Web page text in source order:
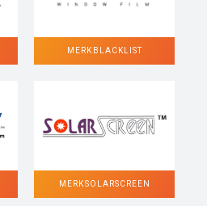
MERK BLACKLIST
MERK SOLARSCREEN